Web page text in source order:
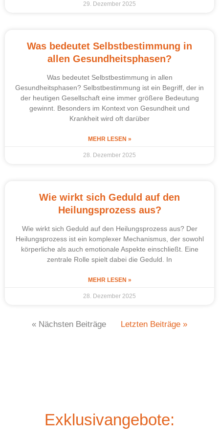
29. Dezember 2025
Was bedeutet Selbstbestimmung in
allen Gesundheitsphasen?
Was bedeutet Selbstbestimmung in allen
Gesundheitsphasen? Selbstbestimmung ist ein Begriff, der in
der heutigen Gesellschaft eine immer größere Bedeutung
gewinnt. Besonders im Kontext von Gesundheit und
Krankheit wird oft darüber
MEHR LESEN »
28. Dezember 2025
Wie wirkt sich Geduld auf den
Heilungsprozess aus?
Wie wirkt sich Geduld auf den Heilungsprozess aus? Der
Heilungsprozess ist ein komplexer Mechanismus, der sowohl
körperliche als auch emotionale Aspekte einschließt. Eine
zentrale Rolle spielt dabei die Geduld. In
MEHR LESEN »
28. Dezember 2025
« Nächsten Beiträge Letzten Beiträge »
Exklusivangebote: